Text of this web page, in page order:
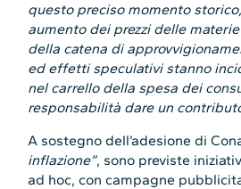
questo preciso momento
aumento dei prezzi delle
della catena di
ed effetti speculativi stanno
nel carrello della spesa dei
responsabilità dare un
A sostegno dell’adesione di
inflazione”, sono previste
ad hoc, con campagne